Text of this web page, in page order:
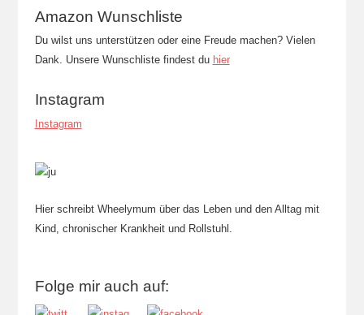
Amazon Wunschliste
Du wilst uns unterstützen oder eine Freude machen? Vielen
Dank. Unsere Wunschliste findest du hier
Instagram
Instagram
Hier schreibt Wheelymum über das Leben und den Alltag mit
Kind, chronischer Krankheit und Rollstuhl.
Folge mir auch auf: